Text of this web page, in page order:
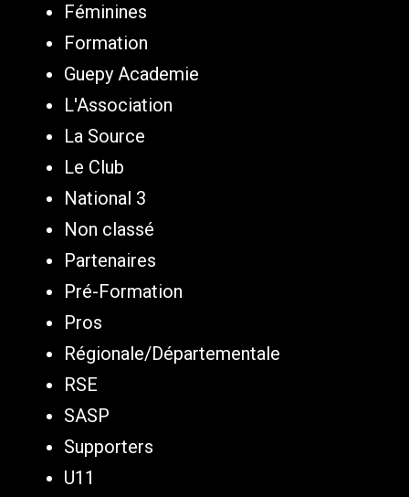
Féminines
Formation
Guepy Academie
L'Association
La Source
Le Club
National 3
Non classé
Partenaires
Pré-Formation
Pros
Régionale/Départementale
RSE
SASP
Supporters
U11